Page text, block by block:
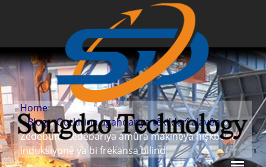
Home
»Blog»Qutkirina agahdariya têkildarî alavên»
Zêdebûna zêdebariya amûra makîneya hişkbûna
induksiyonê ya bi frekansa bilind